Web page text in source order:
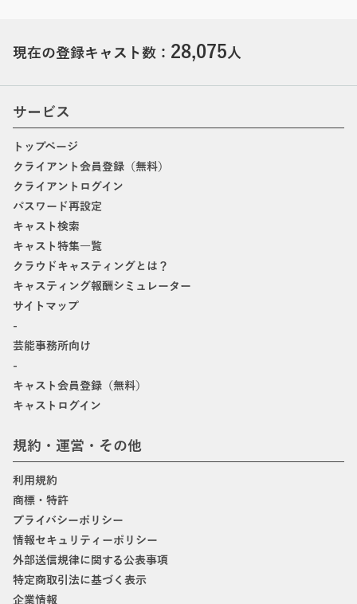
現在の登録キャスト数： 28,075人
サービス
トップページ
クライアント会員登録（無料）
クライアントログイン
パスワード再設定
キャスト検索
キャスト特集一覧
クラウドキャスティングとは？
キャスティング報酬シミュレーター
サイトマップ
-
芸能事務所向け
-
キャスト会員登録（無料）
キャストログイン
規約・運営・その他
利用規約
商標・特許
プライバシーポリシー
情報セキュリティーポリシー
外部送信規律に関する公表事項
特定商取引法に基づく表示
企業情報